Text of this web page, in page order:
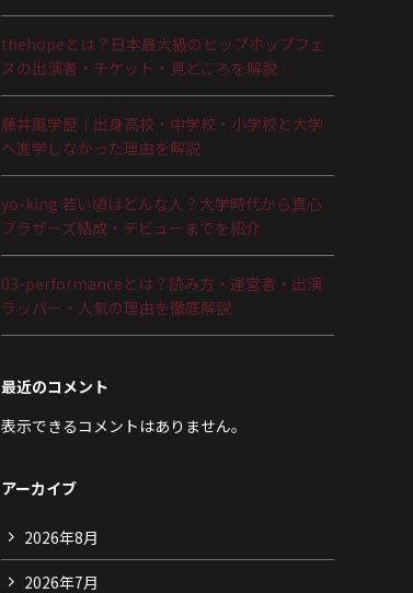
thehopeとは？日本最大級のヒップホップフェ
スの出演者・チケット・見どころを解説
藤井風学歴｜出身高校・中学校・小学校と大学
へ進学しなかった理由を解説
yo-king 若い頃はどんな人？大学時代から真心
ブラザーズ結成・デビューまでを紹介
03-performanceとは？読み方・運営者・出演
ラッパー・人気の理由を徹底解説
最近のコメント
表示できるコメントはありません。
アーカイブ
2026年8月
2026年7月